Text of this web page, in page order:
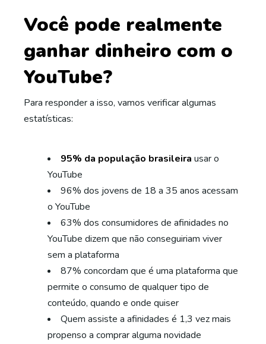
Você pode realmente
ganhar dinheiro com o
YouTube?
Para responder a isso, vamos verificar algumas
estatísticas:
95% da população brasileira usar o
YouTube
96% dos jovens de 18 a 35 anos acessam
o YouTube
63% dos consumidores de afinidades no
YouTube dizem que não conseguiriam viver
sem a plataforma
87% concordam que é uma plataforma que
permite o consumo de qualquer tipo de
conteúdo, quando e onde quiser
Quem assiste a afinidades é 1,3 vez mais
propenso a comprar alguma novidade